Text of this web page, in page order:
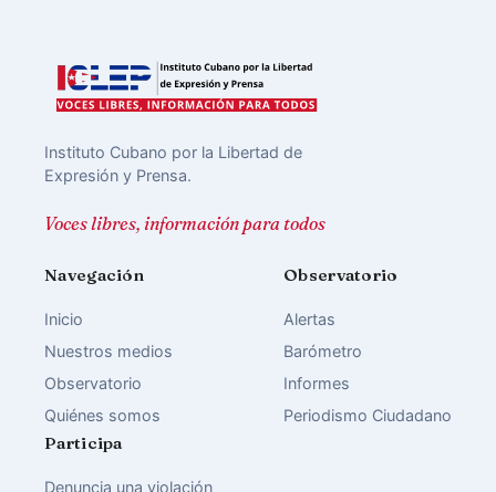
Instituto Cubano por la Libertad de
Expresión y Prensa.
Voces libres, información para todos
Navegación
Inicio
Nuestros medios
Observatorio
Quiénes somos
Observatorio
Alertas
Barómetro
Informes
Periodismo Ciudadano
Participa
Denuncia una violación